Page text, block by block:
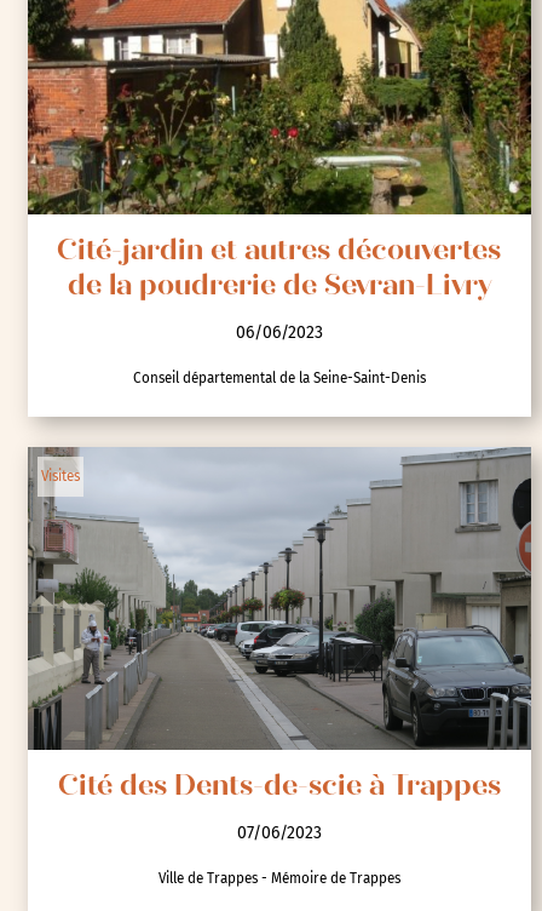
Cité-jardin et autres découvertes
de la poudrerie de Sevran-Livry
06/06/2023
Conseil départemental de la Seine-Saint-Denis
Visites
Cité des Dents-de-scie à Trappes
07/06/2023
Ville de Trappes - Mémoire de Trappes